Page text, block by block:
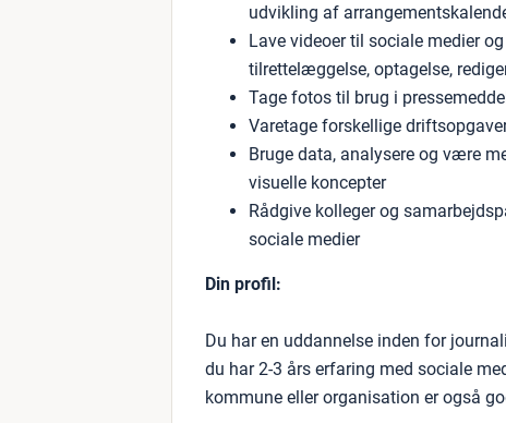
udvikling af
Lave videoer til sociale medier
tilrettelæggelse, optagelse,
Tage fotos til brug i
Varetage forskellige
Bruge data, analysere og være
visuelle koncepter
Rådgive kolleger og
sociale medier
Din profil:
Du har en uddannelse inden for
du har 2-3 års erfaring med sociale
kommune eller organisation er også